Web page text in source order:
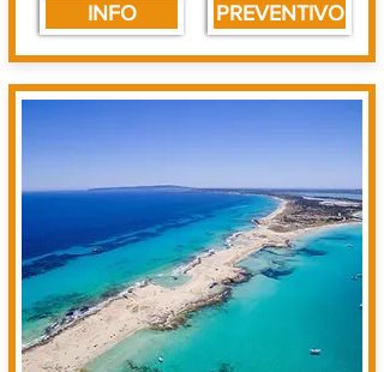
INFO PREVENTIVO